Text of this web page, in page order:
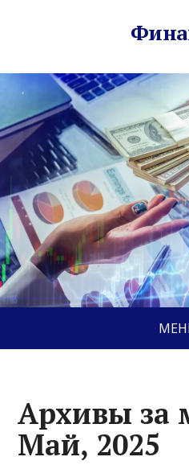
Архивы за
Май, 2025